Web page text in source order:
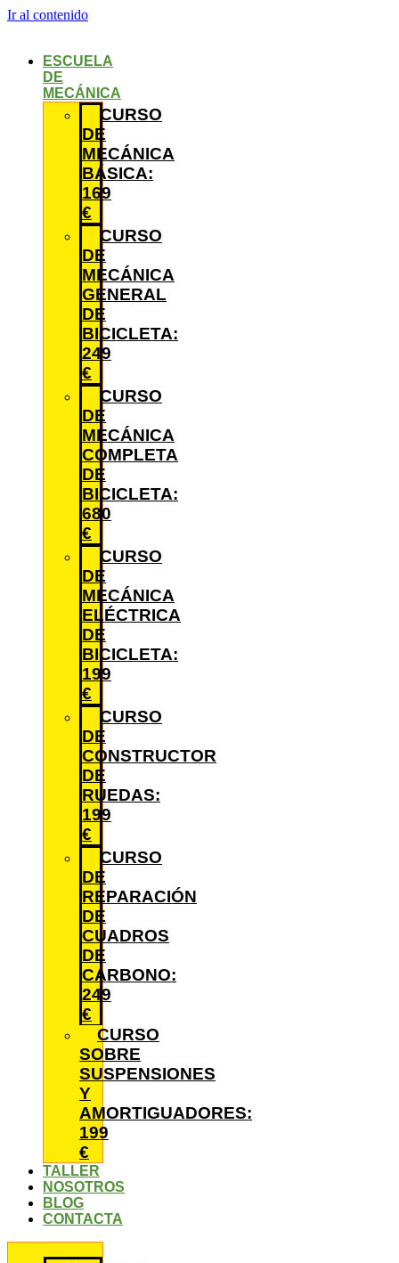
Ir al contenido
ESCUELA
DE
MECÁNICA
CURSO
DE
MECÁNICA
BÁSICA:
169
€
CURSO
DE
MECÁNICA
GENERAL
DE
BICICLETA:
249
€
CURSO
DE
MECÁNICA
COMPLETA
DE
BICICLETA:
680
€
CURSO
DE
MECÁNICA
ELÉCTRICA
DE
BICICLETA:
199
€
CURSO
DE
CONSTRUCTOR
DE
RUEDAS:
199
€
CURSO
DE
REPARACIÓN
DE
CUADROS
DE
CARBONO:
249
€
CURSO
SOBRE
SUSPENSIONES
Y
AMORTIGUADORES:
199
€
TALLER
NOSOTROS
BLOG
CONTACTA